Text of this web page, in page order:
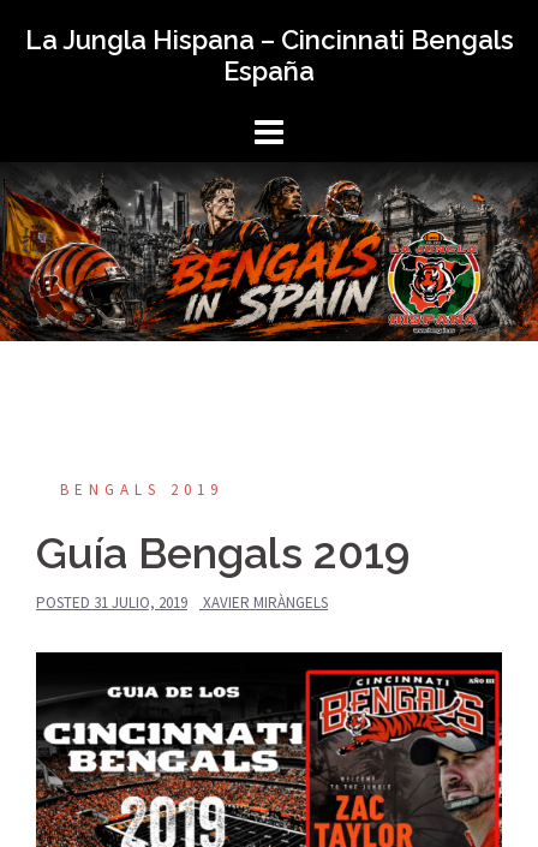
La Jungla Hispana – Cincinnati Bengals
España
BENGALS 2019
Guía Bengals 2019
POSTED 31 JULIO, 2019 XAVIER MIRÀNGELS